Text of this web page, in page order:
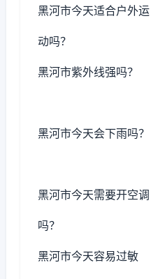
黑河市今天适合户外运
动吗？
黑河市紫外线强吗？
黑河市今天会下雨吗？
黑河市今天需要开空调
吗？
黑河市今天容易过敏